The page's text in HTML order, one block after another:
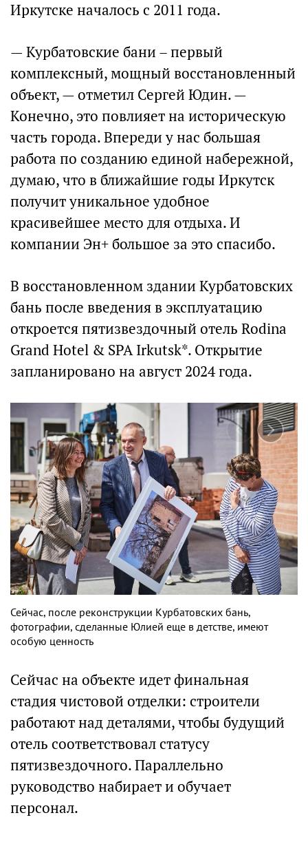
Иркутске началось с 2011 года.
— Курбатовские бани – первый
комплексный, мощный восстановленный
объект, — отметил Сергей Юдин. —
Конечно, это повлияет на историческую
часть города. Впереди у нас большая
работа по созданию единой набережной,
думаю, что в ближайшие годы Иркутск
получит уникальное удобное
красивейшее место для отдыха. И
компании Эн+ большое за это спасибо.
В восстановленном здании Курбатовских
бань после введения в эксплуатацию
откроется пятизвездочный отель Rodina
Grand Hotel & SPA Irkutsk*. Открытие
запланировано на август 2024 года.
Сейчас, после реконструкции Курбатовских бань,
фотографии, сделанные Юлией еще в детстве, имеют
особую ценность
Сейчас на объекте идет финальная
стадия чистовой отделки: строители
работают над деталями, чтобы будущий
отель соответствовал статусу
пятизвездочного. Параллельно
руководство набирает и обучает
персонал.